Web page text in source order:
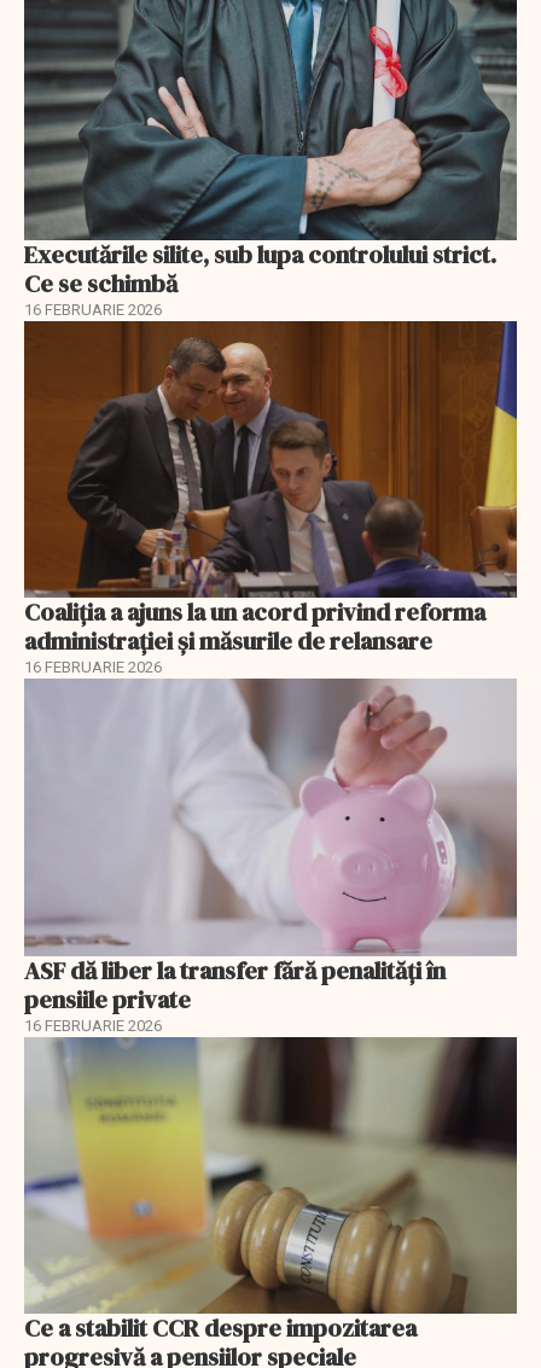
Executările silite, sub lupa controlului strict.
Ce se schimbă
16 FEBRUARIE 2026
Coaliția a ajuns la un acord privind reforma
administrației și măsurile de relansare
16 FEBRUARIE 2026
ASF dă liber la transfer fără penalități în
pensiile private
16 FEBRUARIE 2026
Ce a stabilit CCR despre impozitarea
progresivă a pensiilor speciale